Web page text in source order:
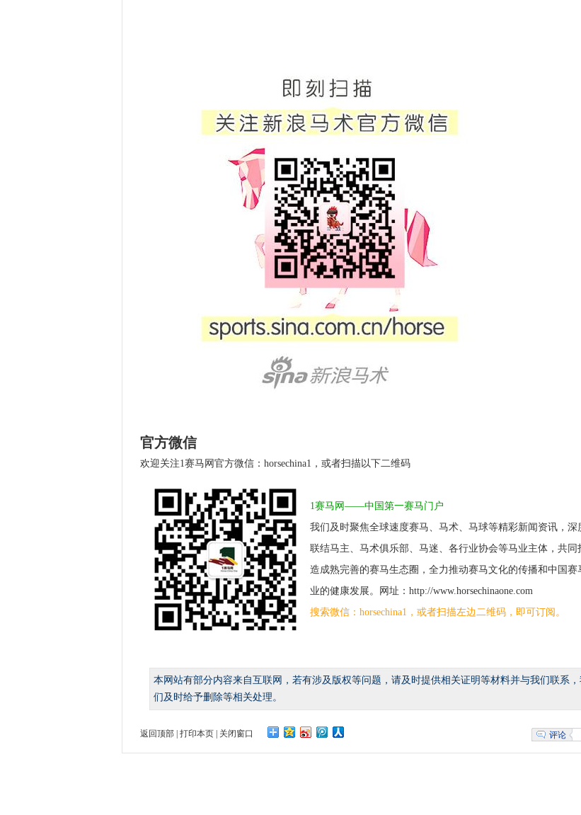
官方微信
欢迎关注1赛马网官方微信：horsechina1，或者扫描以下二维码
1赛马网——中国第一赛马门户
我们及时聚焦全球速度赛马、马术、马球等精彩新闻资讯，深
联结马主、马术俱乐部、马迷、各行业协会等马业主体，共同
造成熟完善的赛马生态圈，全力推动赛马文化的传播和中国赛
业的健康发展。网址：http://www.horsechinaone.com
搜索微信：horsechina1，或者扫描左边二维码，即可订阅。
本网站有部分内容来自互联网，若有涉及版权等问题，请及时提供相关证明等材料并与我们联系
们及时给予删除等相关处理。
返回顶部 打印本页 关闭窗口 评论